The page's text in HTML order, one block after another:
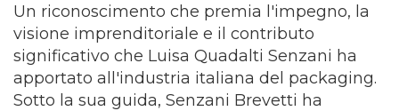
Un riconoscimento che premia l'impegno, la
visione imprenditoriale e il contributo
significativo che Luisa Quadalti Senzani ha
apportato all'industria italiana del packaging.
Sotto la sua guida, Senzani Brevetti ha